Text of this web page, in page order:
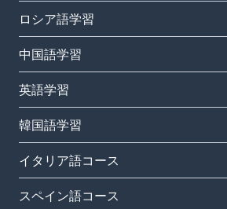
ロシア語学習
中国語学習
英語学習
韓国語学習
イタリア語コース
スペイン語コース